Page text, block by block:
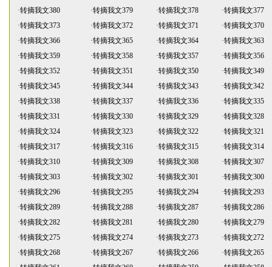
·转摘我文380 ·转摘我文379 ·转摘我文378 ·转摘我文377
·转摘我文373 ·转摘我文372 ·转摘我文371 ·转摘我文370
·转摘我文366 ·转摘我文365 ·转摘我文364 ·转摘我文363
·转摘我文359 ·转摘我文358 ·转摘我文357 ·转摘我文356
·转摘我文352 ·转摘我文351 ·转摘我文350 ·转摘我文349
·转摘我文345 ·转摘我文344 ·转摘我文343 ·转摘我文342
·转摘我文338 ·转摘我文337 ·转摘我文336 ·转摘我文335
·转摘我文331 ·转摘我文330 ·转摘我文329 ·转摘我文328
·转摘我文324 ·转摘我文323 ·转摘我文322 ·转摘我文321
·转摘我文317 ·转摘我文316 ·转摘我文315 ·转摘我文314
·转摘我文310 ·转摘我文309 ·转摘我文308 ·转摘我文307
·转摘我文303 ·转摘我文302 ·转摘我文301 ·转摘我文300
·转摘我文296 ·转摘我文295 ·转摘我文294 ·转摘我文293
·转摘我文289 ·转摘我文288 ·转摘我文287 ·转摘我文286
·转摘我文282 ·转摘我文281 ·转摘我文280 ·转摘我文279
·转摘我文275 ·转摘我文274 ·转摘我文273 ·转摘我文272
·转摘我文268 ·转摘我文267 ·转摘我文266 ·转摘我文265